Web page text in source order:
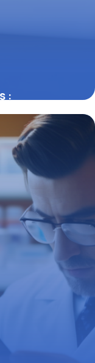
:
sur les